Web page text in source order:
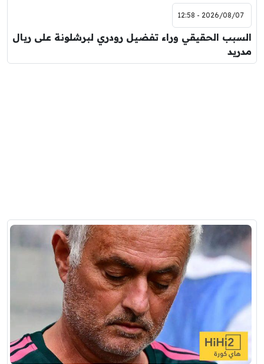
2026/08/07 - 12:58
السبب الحقيقي وراء تفضيل رودري لبرشلونة على ريال
مدريد